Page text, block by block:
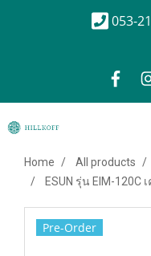
053-
Home All products
ESUN รุ่น EIM-
Pre-Order